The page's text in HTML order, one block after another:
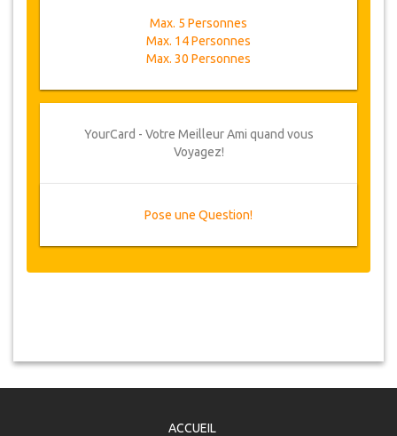
Max. 5 Personnes
Max. 14 Personnes
Max. 30 Personnes
YourCard - Votre Meilleur Ami quand vous
Voyagez!
Pose une Question!
ACCUEIL